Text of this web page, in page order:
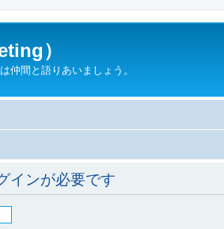
）
仲間と語りあいましょう。
インが必要です